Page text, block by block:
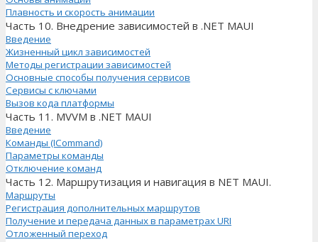
Плавность и скорость анимации
Часть 10. Внедрение зависимостей в .NET MAUI
Введение
Жизненный цикл зависимостей
Методы регистрации зависимостей
Основные способы получения сервисов
Сервисы с ключами
Вызов кода платформы
Часть 11. MVVM в .NET MAUI
Введение
Команды (ICommand)
Параметры команды
Отключение команд
Часть 12. Маршрутизация и навигация в NET MAUI.
Маршруты
Регистрация дополнительных маршрутов
Получение и передача данных в параметрах URI
Отложенный переход